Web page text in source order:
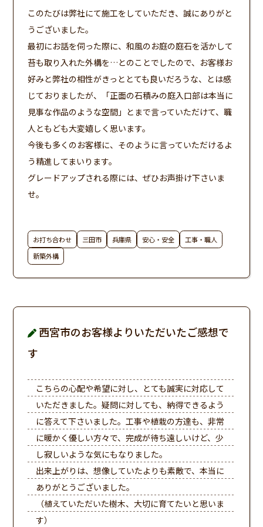
このたびは弊社にて施工をしていただき、誠にありがと
うございました。
最初にお話を伺った際に、和風のお庭の庭石を活かして
苔も取り入れた外構を…とのことでしたので、お客様お
好みと弊社の相性がきっととても良いだろうな、とは感
じておりましたが、「正面の石積みの庭入口部は本当に
見事な作品のような空間」とまで言っていただけて、職
人ともども大変嬉しく思います。
今後も多くのお客様に、そのように言っていただけるよ
う精進してまいります。
グレードアップされる際には、ぜひお声掛け下さいま
せ。
お打ち合わせ 三田市 兵庫県 安心・安全
工事・職人
新築外構
西宮市のお客様よりいただいたご感想で
す
こちらの心配や希望に対し、とても誠実に対応して
いただきました。疑問に対しても、納得できるよう
に答えて下さいました。工事や植栽の方達も、非常
に暖かく優しい方々で、完成が待ち遠しいけど、少
し寂しいような気にもなりました。
出来上がりは、想像していたよりも素敵で、本当に
ありがとうございました。
（植えていただいた樹木、大切に育てたいと思いま
す）